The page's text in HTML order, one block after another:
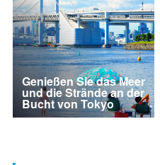
Genießen Sie das Meer
und die Strände an der
Bucht von Tokyo